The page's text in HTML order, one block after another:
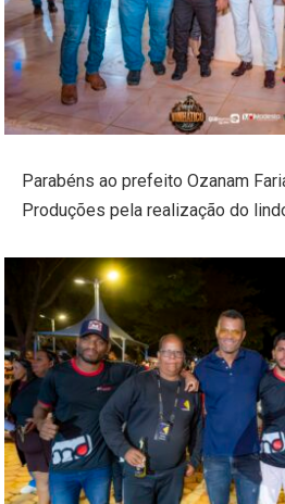
Parabéns ao prefeito Ozanam
Produções pela realização do